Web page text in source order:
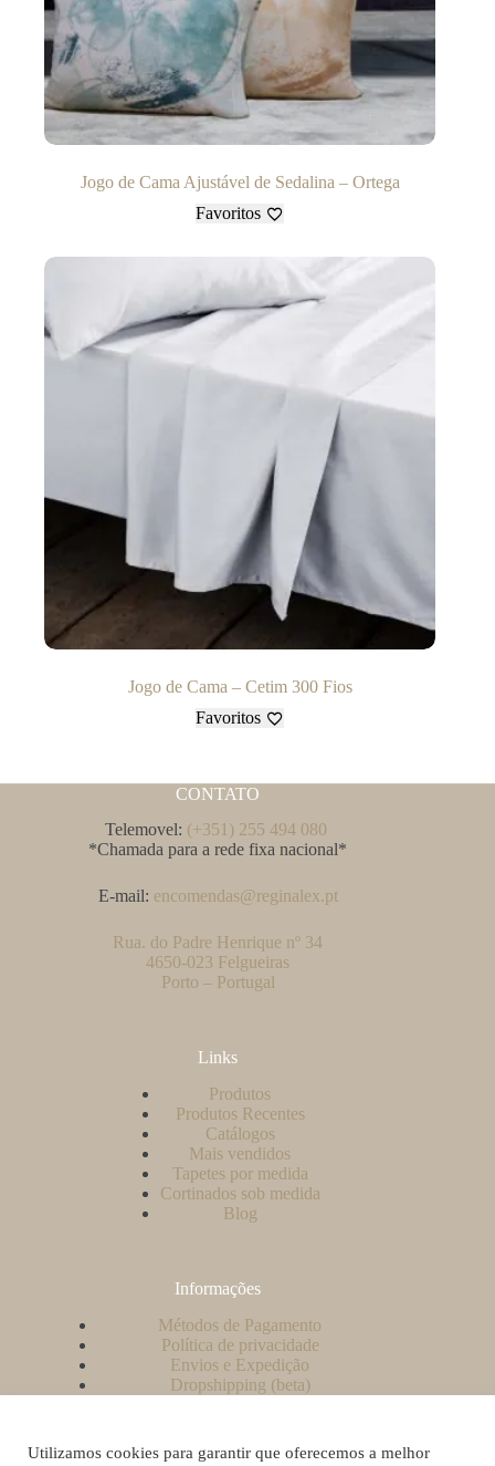
Jogo de Cama Ajustável de Sedalina – Ortega
Favoritos
Jogo de Cama – Cetim 300 Fios
Favoritos
CONTATO
Telemovel: (+351) 255 494 080
*Chamada para a rede fixa nacional*
E-mail: encomendas@reginalex.pt
Rua. do Padre Henrique nº 34
4650-023 Felgueiras
Porto – Portugal
Links
Produtos
Produtos Recentes
Catálogos
Mais vendidos
Tapetes por medida
Cortinados sob medida
Blog
Informações
Métodos de Pagamento
Política de privacidade
Envios e Expedição
Dropshipping (beta)
Como criar uma conta no nosso website?
Utilizamos cookies para garantir que oferecemos a melhor